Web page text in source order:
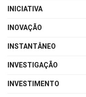
INICIATIVA
INOVAÇÃO
INSTANTÂNEO
INVESTIGAÇÃO
INVESTIMENTO